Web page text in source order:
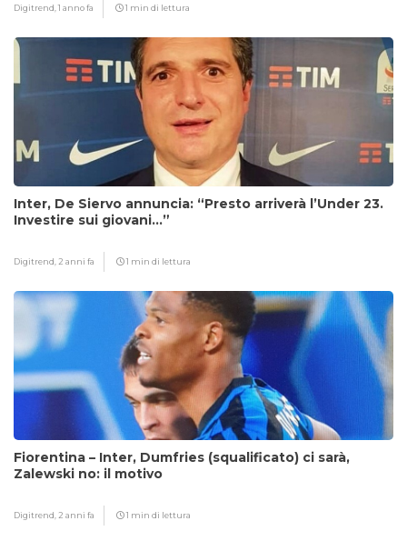
Digitrend,1 anno fa 1 min di lettura
Inter, De Siervo annuncia: “Presto arriverà l’Under 23.
Investire sui giovani…”
Digitrend, 2 anni fa 1 min di lettura
Fiorentina – Inter, Dumfries (squalificato) ci sarà,
Zalewski no: il motivo
Digitrend, 2 anni fa 1 min di lettura